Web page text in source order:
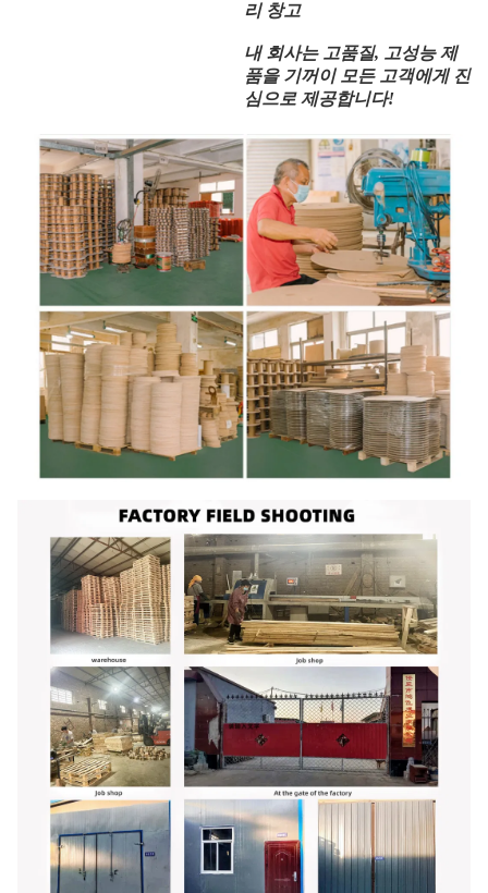
리 창고
내 회사는 고품질, 고성능 제
품을 기꺼이 모든 고객에게 진
심으로 제공합니다!